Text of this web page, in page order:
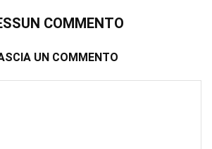
COMMENTO
UN COMMENTO